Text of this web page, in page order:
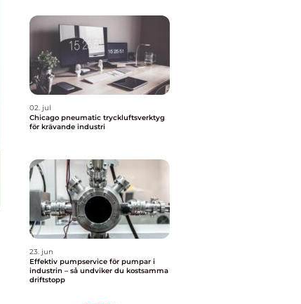
02. jul
Chicago pneumatic tryckluftsverktyg
för krävande industri
23. jun
Effektiv pumpservice för pumpar i
industrin – så undviker du kostsamma
driftstopp